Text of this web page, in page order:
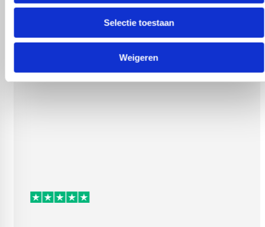
Selectie toestaan
Weigeren
Gezellig